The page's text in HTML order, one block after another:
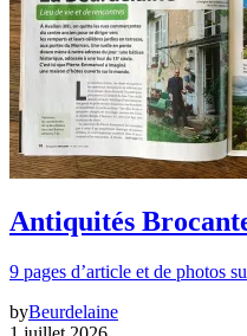
Antiquités
9 pages d’article et de photos
byBeurdelaine